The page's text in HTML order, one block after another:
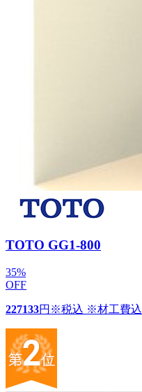
TOTO GG1-800
35%
OFF
227133円 ※税込 ※材工費込